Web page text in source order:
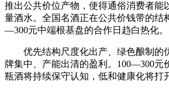
推出公共价位产物，使得通俗消费者能
量酒水。全国名酒正在公共价钱带的结
—300元中端根基盘的合作日趋白热化。
优先结构尺度化出产、绿色酿制的
牌集中、产能出清的盈利。100—300元
瓶酒将持续保守认知，低和健康化将打